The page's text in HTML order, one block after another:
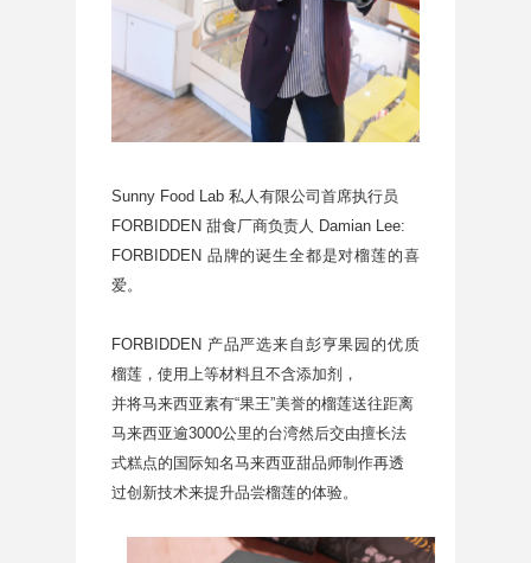
Sunny Food Lab 私人有限公司首席执行员
FORBIDDEN 甜食厂商负责人 Damian Lee:
FORBIDDEN 品牌的诞生全都是对榴莲的喜
爱。
FORBIDDEN 产品严选来自彭亨果园的优质
榴莲，使用上等材料且不含添加剂，
并将马来西亚素有“果王”美誉的榴莲送往距离
马来西亚逾3000公里的台湾然后交由擅长法
式糕点的国际知名马来西亚甜品师制作再透
过创新技术来提升品尝榴莲的体验。